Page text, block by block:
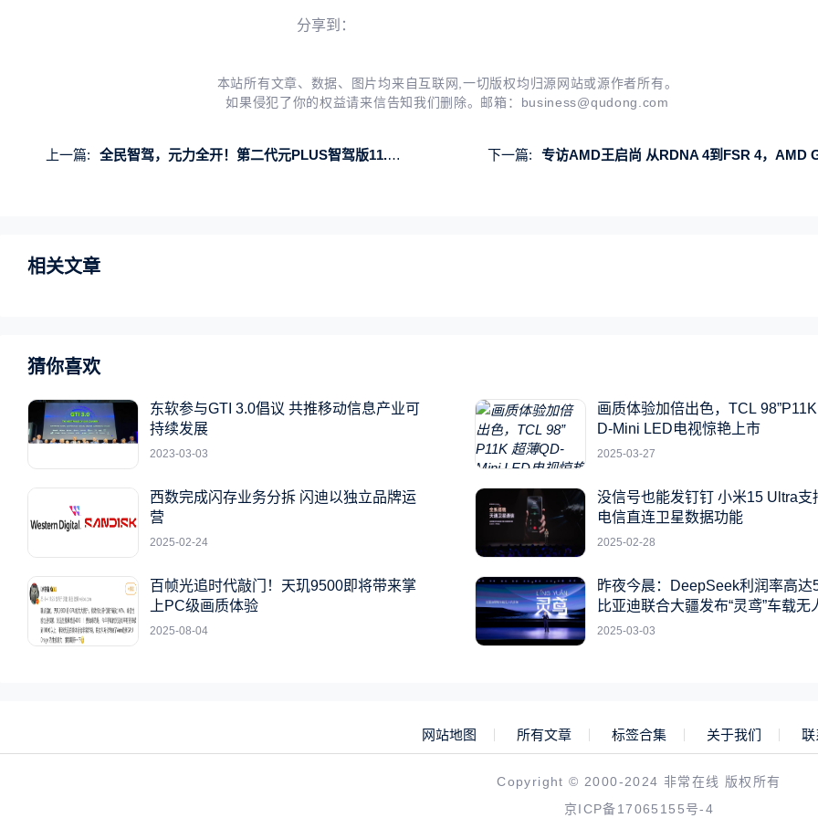
分享到：
本站所有文章、数据、图片均来自互联网,一切版权均归源网站或源作者所有。
如果侵犯了你的权益请来信告知我们删除。邮箱： business@qudong.com
上一篇: 全民智驾，元力全开！第二代元PLUS智驾版11.58万元起震撼上市 下一篇: 专访AMD王启尚 从RDNA 4到FSR 4，AMD GPU技术创新引领行业新
相关文章
猜你喜欢
东软参与GTI 3.0倡议 共推移动信息产业可
持续发展
2023-03-03
画质体验加倍出色，TCL
D-Mini LED电视惊艳上市
2025-03-27
西数完成闪存业务分拆 闪迪以独立品牌运
营
2025-02-24
没信号也能发钉钉 小米15 Ultra支
电信直连卫星数据功能
2025-02-28
百帧光追时代敲门！天玑9500即将带来掌
上PC级画质体验
2025-08-04
昨夜今晨：DeepSeek利润率高达
比亚迪联合大疆发布“灵鸢”车载无
统
2025-03-03
网站地图 所有文章 标签合集 关于我们 联
Copyright © 2000-2024 非常在线 版权所有
京ICP备17065155号-4